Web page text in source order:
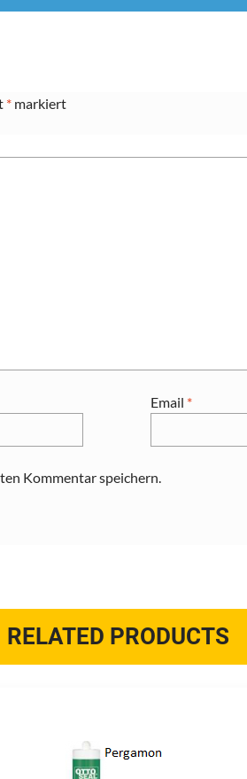
* markiert
Email *
Kommentar speichern.
RELATED PRODUCTS